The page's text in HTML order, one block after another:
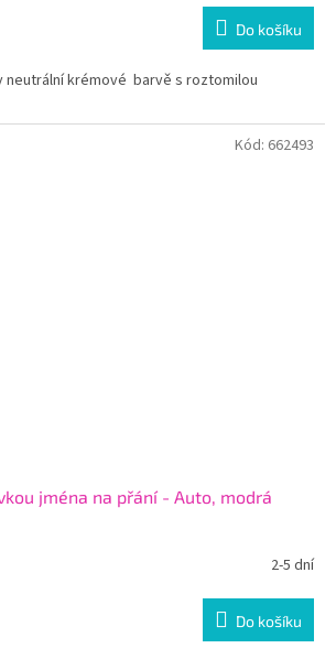
Do košíku
neutrální krémové barvě s roztomilou
jména na přání - Auto, modrá
2-5 dní
Do košíku
Kód: 662493